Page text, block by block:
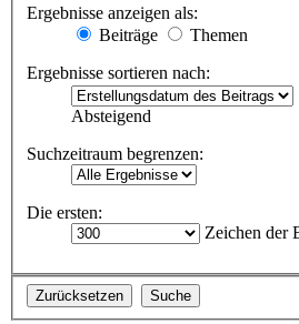
Ergebnisse anzeigen als:
Beiträge
Themen
Ergebnisse sortieren nach:
Absteigend
Suchzeitraum begrenzen:
Die ersten:
Zeichen der